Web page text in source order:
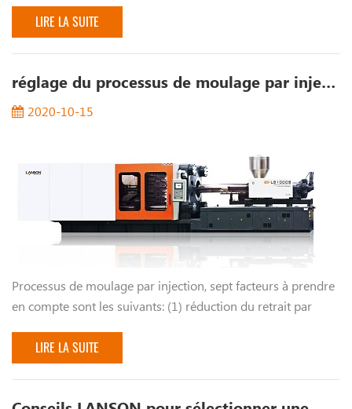
moulage par injection de type...
LIRE LA SUITE
réglage du processus de moulage par injection
2020-10-15
Processus de moulage par injection, sept facteurs à prendre
en compte sont les suivants: (1) réduction du retrait par
mentionné ci-dessus, sous la ...
LIRE LA SUITE